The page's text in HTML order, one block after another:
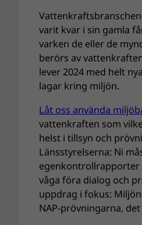
varit kvar i sin gamla
varken de eller de
berörs av
lever 2024 med helt
lagar kring miljön.
Låt oss använda
vattenkraften som
helst i tillsyn och
Länsstyrelserna: Ni
egenkontrollrapporter
våga föra dialog och
uppdrag i fokus:
NAP-prövningarna,